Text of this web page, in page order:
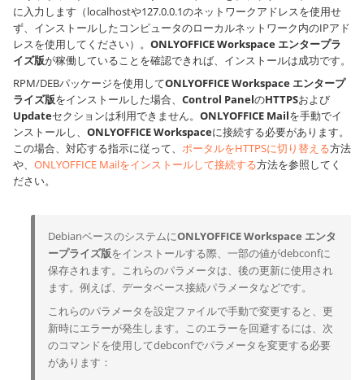
に入力します（localhostや127.0.0.1のネットワークアドレスを使用せ
ず、インストールしたコンピュータのローカルネットワーク内のIPアド
レスを使用してください）。 ONLYOFFICE Workspace エンタープラ
イズ版が稼働していることを確認できれば、インストールは成功です。
RPM/DEBパッケージを使用してONLYOFFICE Workspace エンタープ
ライズ版をインストールした場合、 Control PanelのHTTPSおよび
Updateセクションは利用できません。 ONLYOFFICE Mailを手動でイ
ンストールし、 ONLYOFFICE Workspaceに接続する必要があります。
この場合、対応する指示に従って、 ポータルをHTTPSに切り替える方法
や、 ONLYOFFICE Mailをインストールして接続する方法を参照してく
ださい。
DebianベースのシステムにONLYOFFICE Workspace エンタ
ープライズ版をインストールする際、一部の値がdebconfに
保存されます。これらのパラメータは、後の更新に使用され
ます。例えば、データベース接続パラメータなどです。
これらのパラメータを設定ファイルで手動で変更すると、更
新時にエラーが発生します。このエラーを回避するには、次
のコマンドを使用してdebconfでパラメータを変更する必要
があります：